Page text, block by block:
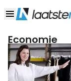
Economie